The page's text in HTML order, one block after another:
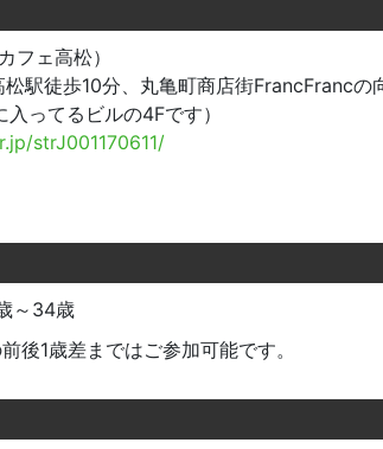
フェ高松）
駅徒歩10分、丸亀町商店街FrancFrancの
ってるビルの4Fです）
strJ001170611/
～34歳
後1歳差まではご参加可能です。